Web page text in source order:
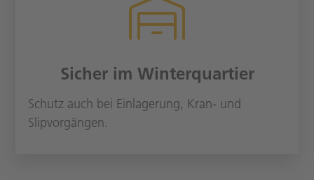
Sicher im Winterquartier
Schutz auch bei Einlagerung, Kran- und
Slipvorgängen.